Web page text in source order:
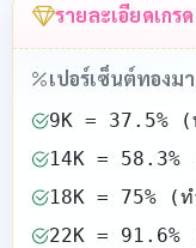
รายละเอียดเกร
เปอร์เซ็นต์ทองม
9K = 37.5% (
14K = 58.3%
18K = 75% (ท
22K = 91.6%